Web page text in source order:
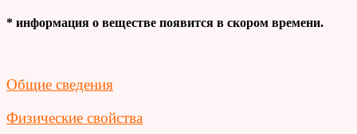
* информация о веществе появится в скором времени.
Общие сведения
Физические свойства